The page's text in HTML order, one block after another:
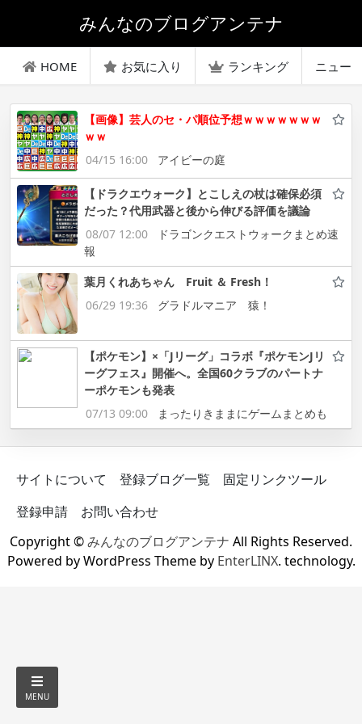
みんなのブログアンテナ
HOME お気に入り ランキング ニュー
【画像】芸人のセ・パ順位予想ｗｗｗｗｗｗｗ
ｗｗ
04/15 16:00
アイビーの庭
【ドラクエウォーク】とこしえの杖は確保必須
だった？代用武器と後から伸びる評価を議論
08/07 12:00
ドラゴンクエストウォークまとめ速
報
葉月くれあちゃん Fruit ＆ Fresh！
06/29 19:36
グラドルマニア 猿！
【ポケモン】×「Jリーグ」コラボ『ポケモンJリ
ーグフェス』開催へ。全国60クラブのパートナ
ーポケモンも発表
07/13 09:00
まったりきままにゲームまとめも
サイトについて 登録ブログ一覧
固定リンクツール
登録申請
お問い合わせ
Copyright ©みんなのブログアンテナ All Rights Reserved.
Powered by WordPress Theme by EnterLINX. technology.
MENU